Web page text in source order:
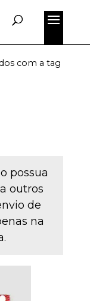
com a tag
possua
outros
de
na